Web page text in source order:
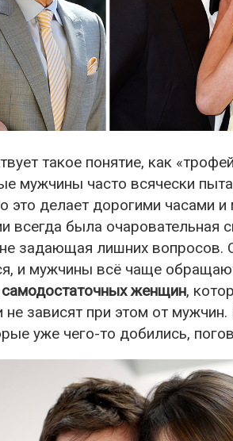
такое понятие, как
мужчины часто всячески
это делает дорогими часами
всегда была очаровательная
задающая лишних вопросов.
и мужчины всё чаще
женщин,
не зависят при этом от
уже чего-то добились,